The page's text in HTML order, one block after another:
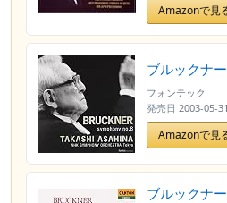
Amazonで見
ブルックナ
フォンテック
発売日 2003-05-31
Amazonで見
ブルックナ